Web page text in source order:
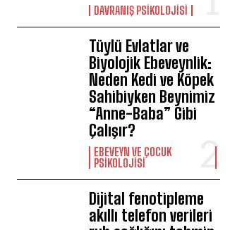
DAVRANIŞ PSIKOLOJISI
Tüylü Evlatlar ve
Biyolojik Ebeveynlik:
Neden Kedi ve Köpek
Sahibiyken Beynimiz
“Anne-Baba” Gibi
Çalışır?
EBEVEYN VE ÇOCUK
PSIKOLOJISI
Dijital fenotipleme
akıllı telefon verileri